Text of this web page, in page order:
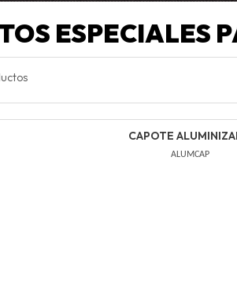
ESPECIALES
CAPOTE
ALUMCAP